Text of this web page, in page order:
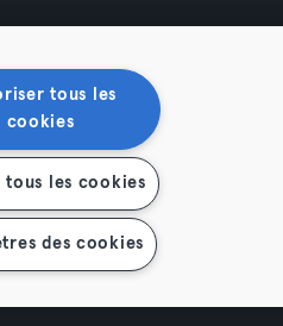
tous les
cookies
tous les cookies
des cookies